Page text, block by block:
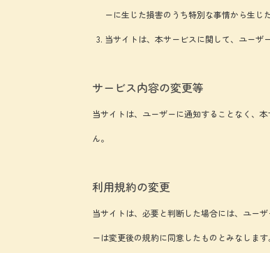
ーに生じた損害のうち特別な事情から生じ
当サイトは、本サービスに関して、ユーザ
サービス内容の変更等
当サイトは、ユーザーに通知することなく、
ん。
利用規約の変更
当サイトは、必要と判断した場合には、ユー
ーは変更後の規約に同意したものとみなします